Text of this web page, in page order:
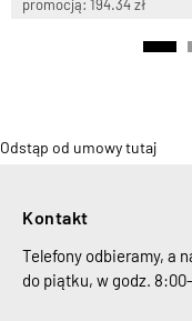
promocją: 194.34 zł
Odstąp od umowy tutaj
Kontakt
Telefony odbieramy, a
do piątku, w godz.